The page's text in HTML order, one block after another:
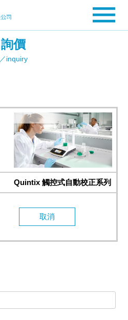
詢價
／inquiry
Quintix 觸控式自動校正系列
取消